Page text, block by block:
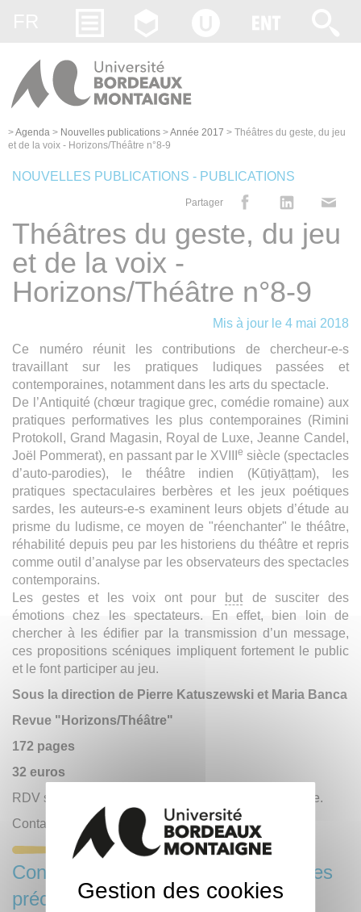
>Agenda > Nouvelles publications >Année 2017 > Théâtres du geste, du jeu
et de la voix - Horizons/Théâtre n°8-9
NOUVELLES PUBLICATIONS - PUBLICATIONS
Partager
Théâtres du geste, du jeu
et de la voix -
Horizons/Théâtre n°8-9
Mis à jour le 4 mai 2018
Ce numéro réunit les contributions de chercheur-e-s
travaillant sur les pratiques ludiques passées et
contemporaines, notamment dans les arts du spectacle.
De l’Antiquité (chœur tragique grec, comédie romaine) aux
pratiques performatives les plus contemporaines (Rimini
Protokoll, Grand Magasin, Royal de Luxe, Jeanne Candel,
Joël Pommerat), en passant par le XVIII
e siècle (spectacles
d’auto-parodies), le théâtre indien (Kūṭiyāṭṭam), les
pratiques spectaculaires berbères et les jeux poétiques
sardes, les auteurs-e-s examinent leurs objets d’étude au
prisme du ludisme, ce moyen de "réenchanter" le théâtre,
réhabilité depuis peu par les historiens du théâtre et repris
comme outil d’analyse par les observateurs des spectacles
contemporains.
Les gestes et les voix ont pour
but de susciter des
émotions chez les spectateurs. En effet, bien loin de
chercher à les édifier par la transmission d’un message,
ces propositions scéniques impliquent fortement le public
et le font participer au jeu.
Sous la direction de Pierre Katuszewski et Maria Banca
Revue "Horizons/Théâtre"
172 pages
32 euros
RDV sur le
pour se procurer l'ouvrage.
Contact :
Presses Universitaires de Bordeaux
Consulter les publications des années
précédentesGestion des cookies